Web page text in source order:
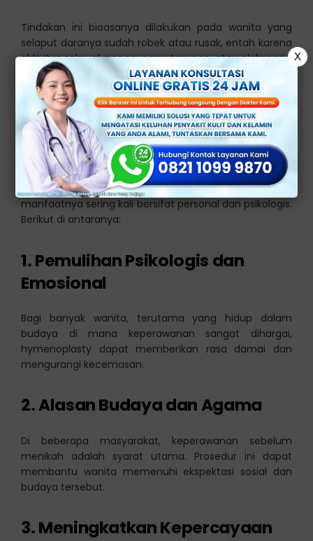
Tindakan ini bioasanya dilakukan pada wanita yang
selaput daranya sudah robek atau rusak, entah karena
aktivitas seksual, penggunaan tampon, atau olahraga.
Manfaat Operasi Selaput
Dara
Ada beberapa alasan mengapa seorang wanita
memilih untuk menjalani perbaikan selaput dara, dan
manfaatnya sering kali bersifat personal dan psikologis.
Berikut di antaranya:
1. Pemulihan Psikologis dan
Emosional
Bagi banyak wanita, terutama yang hidup dalam
budaya di mana keperawanan sangat dihargai,
hymenoplasty dapat memberikan rasa damai dan
mengurangi kecemasan.
2. Alasan Budaya dan Agama
Di beberapa masyarakat, keperawanan sebelum
menikah adalah syarat utama. Prosedur ini dapat
membantu wanita memenuhi ekspektasi sosial dan
budaya tersebut.
3. Meningkatkan Kepercayaan
X